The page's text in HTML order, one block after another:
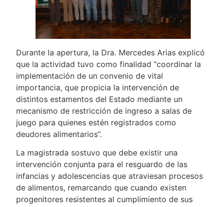
Durante la apertura, la Dra. Mercedes Arias explicó
que la actividad tuvo como finalidad “coordinar la
implementación de un convenio de vital
importancia, que propicia la intervención de
distintos estamentos del Estado mediante un
mecanismo de restricción de ingreso a salas de
juego para quienes estén registrados como
deudores alimentarios”.
La magistrada sostuvo que debe existir una
intervención conjunta para el resguardo de las
infancias y adolescencias que atraviesan procesos
de alimentos, remarcando que cuando existen
progenitores resistentes al cumplimiento de sus